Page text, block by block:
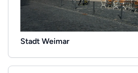
Stadt Weimar